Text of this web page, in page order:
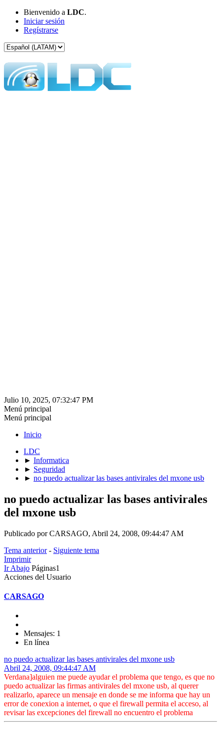
Bienvenido a LDC.
Iniciar sesión
Regístrarse
Julio 10, 2025, 07:32:47 PM
Menú principal
Menú principal
Inicio
LDC
► Informatica
► Seguridad
► no puedo actualizar las bases antivirales del mxone usb
no puedo actualizar las bases antivirales
del mxone usb
Publicado por CARSAGO, Abril 24, 2008, 09:44:47 AM
Tema anterior- Siguiente tema
Imprimir
Ir Abajo Páginas1
Acciones del Usuario
CARSAGO
Mensajes: 1
En línea
no puedo actualizar las bases antivirales del mxone usb
Abril 24, 2008, 09:44:47 AM
Verdana]alguien me puede ayudar el problema que tengo, es que no
puedo actualizar las firmas antivirales del mxone usb, al querer
realizarlo, aparece un mensaje en donde se me informa que hay un
error de conexion a internet, o que el firewall permita el acceso, al
revisar las excepciones del firewall no encuentro el problema